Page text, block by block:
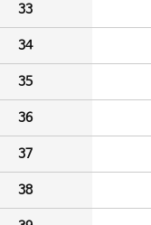
33
34
35
36
37
38